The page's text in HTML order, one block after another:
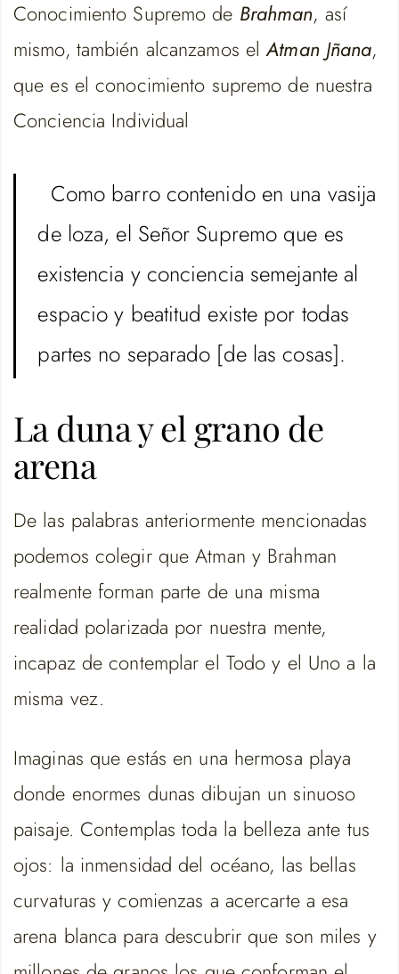
Conocimiento Supremo de Brahman, así
mismo, también alcanzamos elAtman Jñana,
que es el conocimiento supremo de nuestra
Conciencia Individual
Como barro contenido en una vasija
de loza, el Señor Supremo que es
existencia y conciencia semejante al
espacio y beatitud existe por todas
partes no separado [de las cosas].
La duna y el grano de
arena
De las palabras anteriormente mencionadas
podemos colegir que Atman y Brahman
realmente forman parte de una misma
realidad polarizada por nuestra mente,
incapaz de contemplar el Todo y el Uno a la
misma vez.
Imaginas que estás en una hermosa playa
donde enormes dunas dibujan un sinuoso
paisaje. Contemplas toda la belleza ante tus
ojos: la inmensidad del océano, las bellas
curvaturas y comienzas a acercarte a esa
arena blanca para descubrir que son miles y